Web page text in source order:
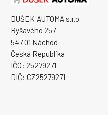
DUŠEK AUTOMA s.r.o.
Ryšavého 257
547 01 Náchod
Česká Republika
IČO: 25279271
DIČ: CZ25279271